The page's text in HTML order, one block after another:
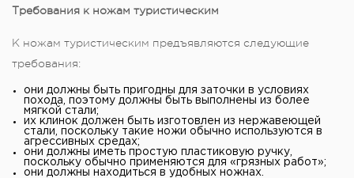
Требования к ножам туристическим
К ножам туристическим предъявляются следующие
требования:
они должны быть пригодны для заточки в условиях
похода, поэтому должны быть выполнены из более
мягкой стали;
их клинок должен быть изготовлен из нержавеющей
стали, поскольку такие ножи обычно используются в
агрессивных средах;
они должны иметь простую пластиковую ручку,
поскольку обычно применяются для «грязных работ»;
они должны находиться в удобных ножнах.